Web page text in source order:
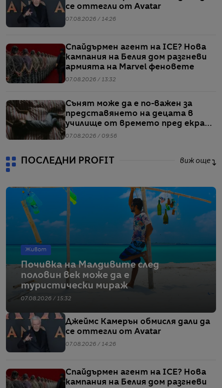
се оттегли от Avatar
07.08.2026 / 14:26
Спайдърмен агент на ICE? Нова
кампания на Белия дом разгневи
армията на Marvel феновете
07.08.2026 / 13:32
Сънят може да е по-важен за
представянето на децата в
училище от времето пред екран
или храненето, сочи проучване
07.08.2026 / 09:56
ПОСЛЕДНИ PROFIT виж още
Живот
Почивка на Малдивите след
половин век може да е
туристически мираж
07.08.2026 / 15:32
Джеймс Камерън обмисля дали да
се оттегли от Avatar
07.08.2026 / 14:26
Спайдърмен агент на ICE? Нова
кампания на Белия дом разгневи